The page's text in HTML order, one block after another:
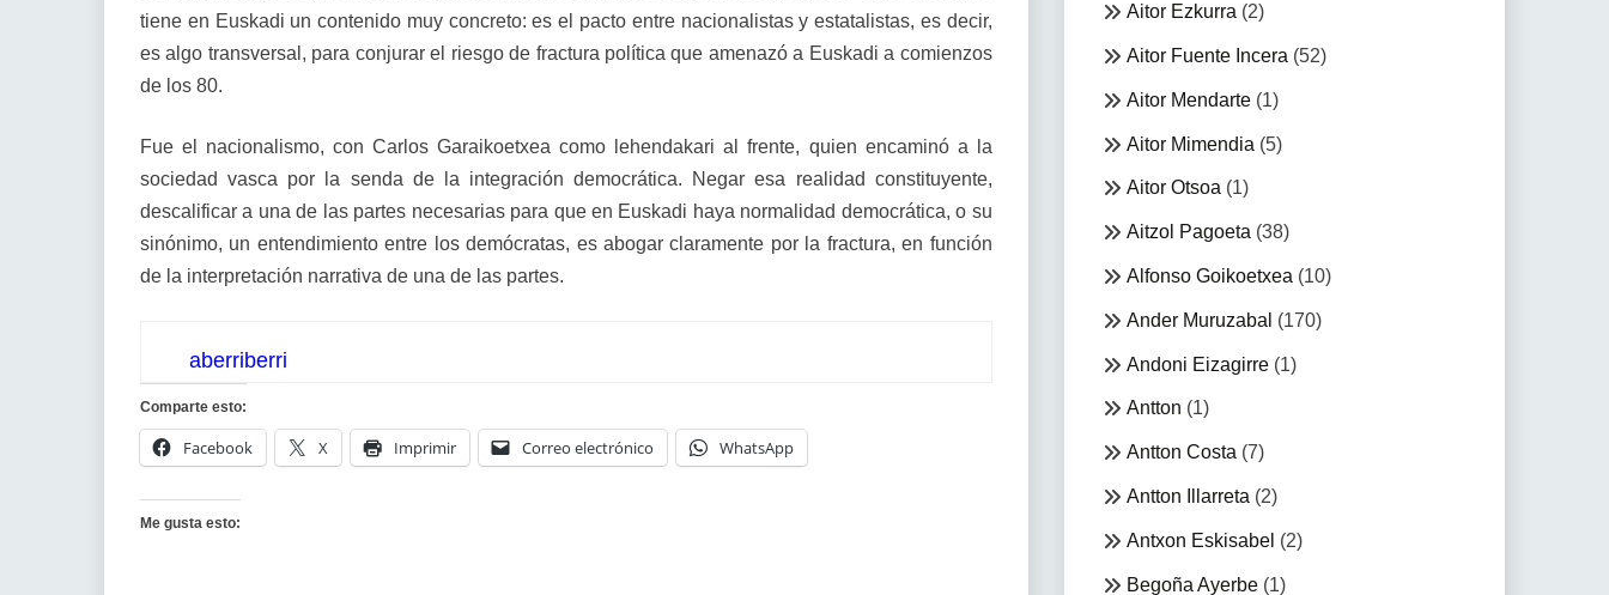
tiene en Euskadi un contenido muy concreto: es el pacto entre nacionalistas y estatalistas, es decir,
es algo transversal, para conjurar el riesgo de fractura política que amenazó a Euskadi a comienzos
de los 80.
Fue el nacionalismo, con Carlos Garaikoetxea como lehendakari al frente, quien encaminó a la
sociedad vasca por la senda de la integración democrática. Negar esa realidad constituyente,
descalificar a una de las partes necesarias para que en Euskadi haya normalidad democrática, o su
sinónimo, un entendimiento entre los demócratas, es abogar claramente por la fractura, en función
de la interpretación narrativa de una de las partes.
aberriberri
Comparte esto:
Facebook X Imprimir Correo electrónico WhatsApp
Me gusta esto:
Aitor Ezkurra (2)
Aitor Fuente Incera (52)
Aitor Mendarte(1)
Aitor Mimendia (5)
Aitor Otsoa (1)
Aitzol Pagoeta (38)
Alfonso Goikoetxea (10)
Ander Muruzabal (170)
Andoni Eizagirre(1)
Antton (1)
Antton Costa (7)
Antton Illarreta (2)
Antxon Eskisabel (2)
Begoña Ayerbe(1)